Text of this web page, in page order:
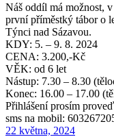
Náš oddíl má možnost,
první příměstký tábor o
Týnci nad Sázavou.
KDY: 5. – 9. 8. 2024
CENA: 3.200,-Kč
VĚK: od 6 let
Nástup: 7.30 – 8.30
Konec: 16.00 – 17.00
Přihlášení prosím
sms na mobil:
Publikováno
22 května, 2024